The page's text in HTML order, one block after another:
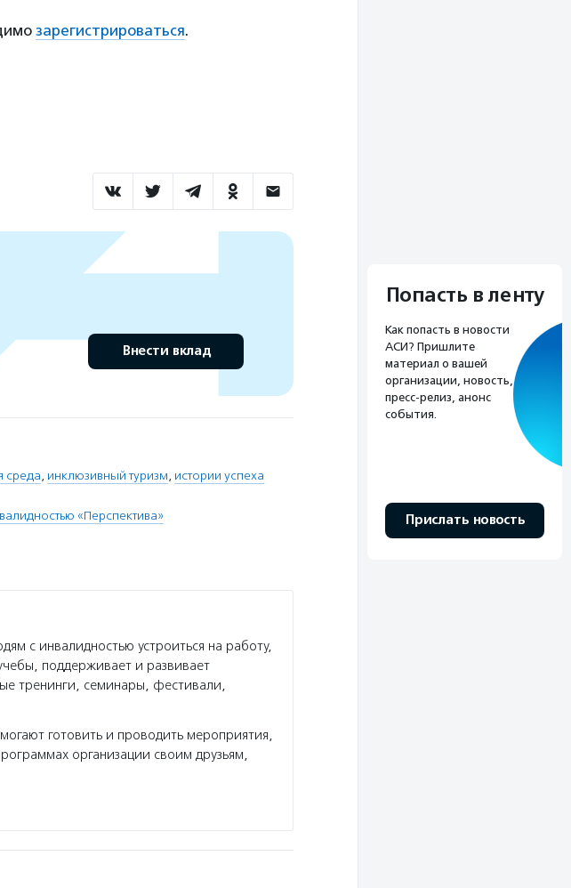
зарегистрироваться.
Внести вклад
среда, инклюзивный туризм, истории успеха
«Перспектива»
с инвалидностью устроиться на работу,
поддерживает и развивает
тренинги, семинары, фестивали,
готовить и проводить мероприятия,
организации своим друзьям,
Попасть в ленту
Как попасть в новости
АСИ? Пришлите
материал о вашей
организации, новость,
пресс-релиз, анонс
события.
Прислать новость